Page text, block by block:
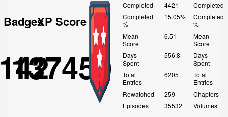
BadgesXP Score
137450
Completed
4421
Completed
%
15.05%
Mean
Score
6.51
Days
Spent
556.8
Total
Entries
6205
Rewatched
259
Episodes
35532
Completed
Completed
%
Mean
Score
Days
Spent
Total
Entries
Chapters
Volumes